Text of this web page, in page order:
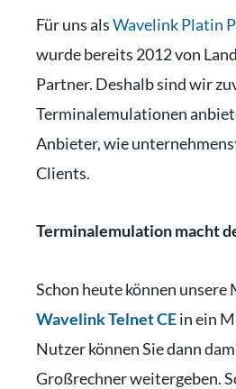
Für uns alsWavelink Platin
wurde bereits 2012 von
Partner. Deshalb sind wir
Terminalemulationen
Anbieter, wie
Clients.
Terminalemulation macht
Schon heute können
Wavelink Telnet CEin ein
Nutzer können Sie dann
Großrechner weitergeben.